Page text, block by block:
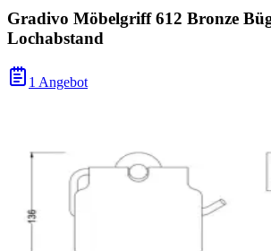
Gradivo Möbelgriff 612 Bronze
Lochabstand
1 Angebot